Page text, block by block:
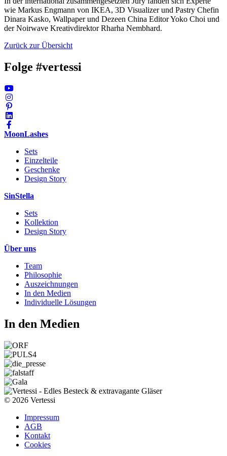
wie Markus Engmann von IKEA, 3D Visualizer und Pastry Chefin
Dinara Kasko, Wallpaper und Dezeen China Editor Yoko Choi und
der Noirwave Kreativdirektor Rharha Nembhard.
Zurück zur Übersicht
Folge #vertessi
MoonLashes
Sets
Einzelteile
Geschenke
Design Story
SinStella
Sets
Kollektion
Design Story
Über uns
Team
Philosophie
Auszeichnungen
In den Medien
Individuelle Lösungen
In den Medien
© 2026 Vertessi
Impressum
AGB
Kontakt
Cookies